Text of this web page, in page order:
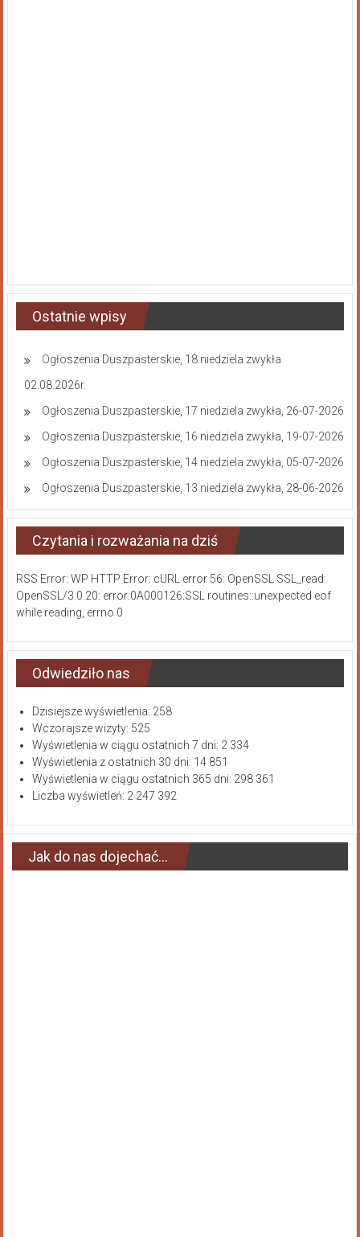
Ostatnie wpisy
Ogłoszenia Duszpasterskie, 18 niedziela zwykła
02.08.2026r.
Ogłoszenia Duszpasterskie, 17 niedziela zwykła, 26-07-2026
Ogłoszenia Duszpasterskie, 16 niedziela zwykła, 19-07-2026
Ogłoszenia Duszpasterskie, 14 niedziela zwykła, 05-07-2026
Ogłoszenia Duszpasterskie, 13 niedziela zwykła, 28-06-2026
Czytania i rozważania na dziś
RSS Error: WP HTTP Error: cURL error 56: OpenSSL SSL_read:
OpenSSL/3.0.20: error:0A000126:SSL routines::unexpected eof
while reading, errno 0
Odwiedziło nas
Dzisiejsze wyświetlenia: 258
Wczorajsze wizyty: 525
Wyświetlenia w ciągu ostatnich 7 dni: 2 334
Wyświetlenia z ostatnich 30 dni: 14 851
Wyświetlenia w ciągu ostatnich 365 dni: 298 361
Liczba wyświetleń: 2 247 392
Jak do nas dojechać…